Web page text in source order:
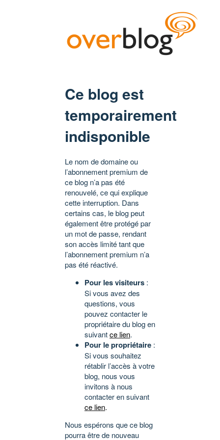
Ce blog est
temporairement
indisponible
Le nom de domaine ou
l’abonnement premium de
ce blog n’a pas été
renouvelé, ce qui explique
cette interruption. Dans
certains cas, le blog peut
également être protégé par
un mot de passe, rendant
son accès limité tant que
l’abonnement premium n’a
pas été réactivé.
Pour les visiteurs :
Si vous avez des
questions, vous
pouvez contacter le
propriétaire du blog en
suivantce lien.
Pour le propriétaire :
Si vous souhaitez
rétablir l’accès à votre
blog, nous vous
invitons à nous
contacter en suivant
ce lien.
Nous espérons que ce blog
pourra être de nouveau